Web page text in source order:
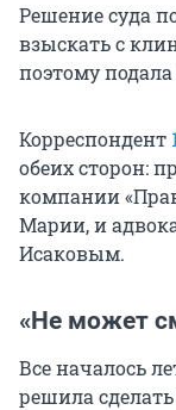
Решение суда
взыскать с
поэтому
Корреспондент
обеих сторон:
компании
Марии, и
Исаковым.
«Не может
Все началось
решила